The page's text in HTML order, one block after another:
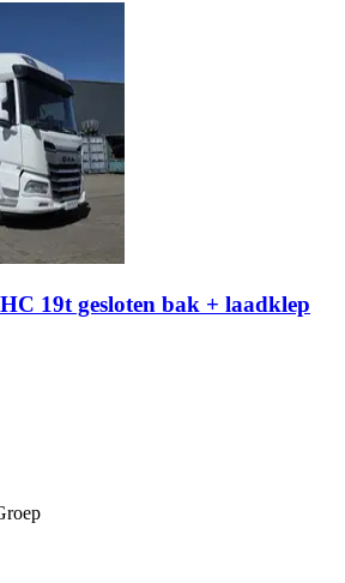
19t gesloten bak + laadklep